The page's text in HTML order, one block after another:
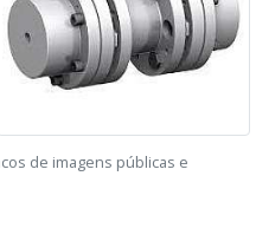
de imagens públicas e